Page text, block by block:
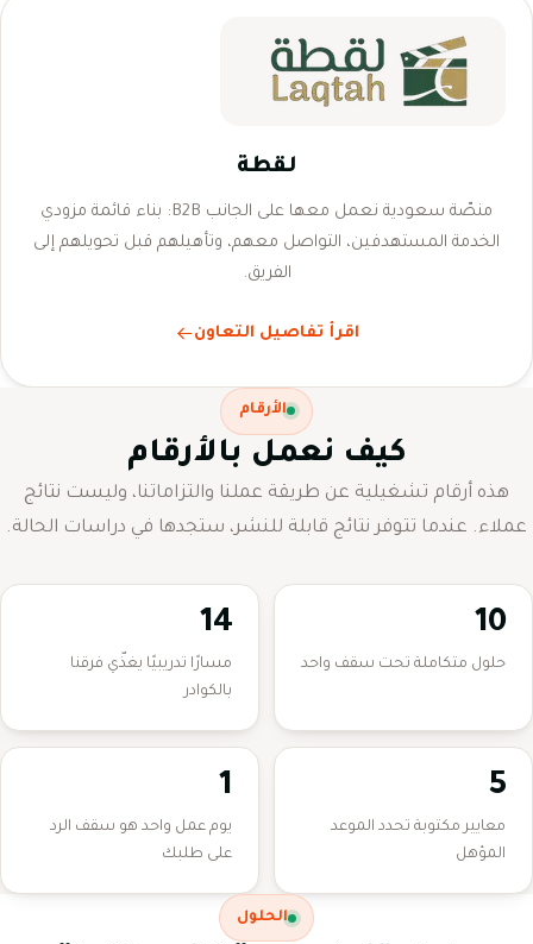
لقطة
منصّة سعودية نعمل معها على الجانب B2B: بناء قائمة مزودي
الخدمة المستهدفين، التواصل معهم، وتأهيلهم قبل تحويلهم إلى
الفريق.
اقرأ تفاصيل التعاون
الأرقام
كيف نعمل بالأرقام
هذه أرقام تشغيلية عن طريقة عملنا والتزاماتنا، وليست نتائج
عملاء. عندما تتوفر نتائج قابلة للنشر، ستجدها في دراسات الحالة.
10
حلول متكاملة تحت سقف واحد
14
مسارًا تدريبيًا يغذّي فرقنا
بالكوادر
5
معايير مكتوبة تحدد الموعد
المؤهل
1
يوم عمل واحد هو سقف الرد
على طلبك
الحلول